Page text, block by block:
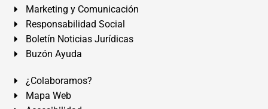
Marketing y Comunicación
Responsabilidad Social
Boletín Noticias Jurídicas
Buzón Ayuda
¿Colaboramos?
Mapa Web